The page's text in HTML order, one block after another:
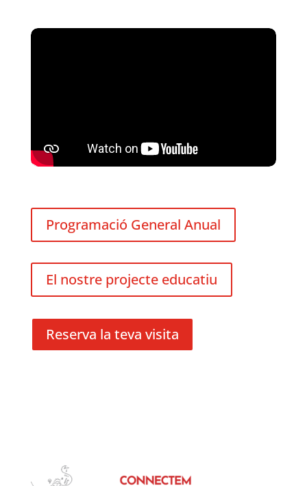
Programació General Anual
El nostre projecte educatiu
Reserva la teva visita